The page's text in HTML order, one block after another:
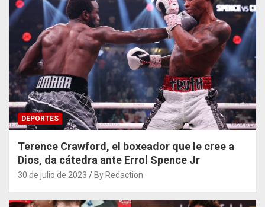
DEPORTES
Terence Crawford, el boxeador que le cree a
Dios, da cátedra ante Errol Spence Jr
30 de julio de 2023 By Redaction